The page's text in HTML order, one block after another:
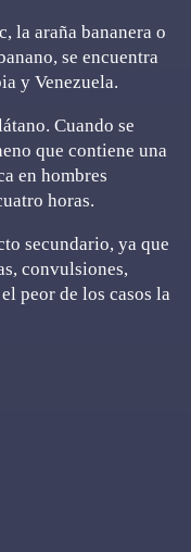
la araña bananera o
se encuentra
y Venezuela.
Cuando se
que contiene una
en hombres
horas.
secundario, ya que
convulsiones,
peor de los casos la